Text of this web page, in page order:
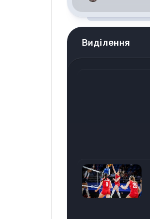
Виділення